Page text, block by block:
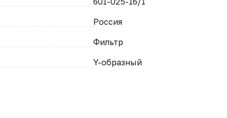
Россия
Фильтр
Y-образный